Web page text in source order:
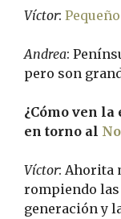
Víctor:
Andrea:
pero son
¿Cómo ven la
en torno al
Víctor: Ahorita
rompiendo
generación y